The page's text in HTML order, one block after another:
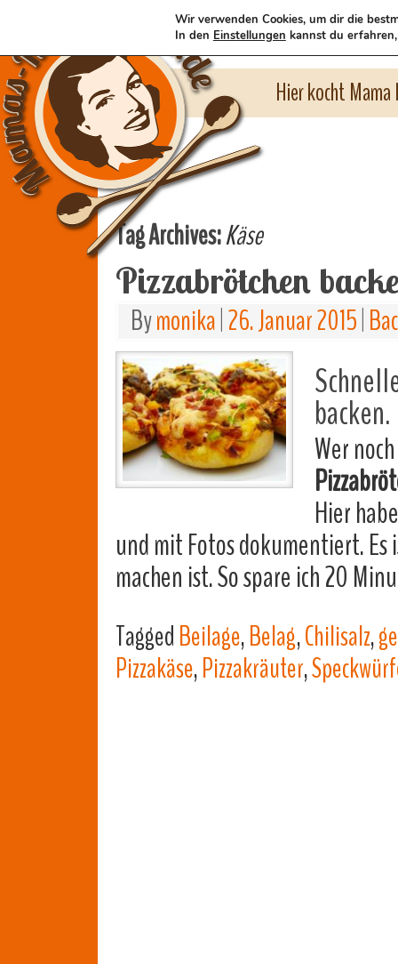
Hier kocht
Tag Archives:Käse
Pizzabrötchen
Bymonika 26. Januar 2015
backen.
Wer
Hier
und mit Fotos dokumentiert.
machen ist. So spare ich 20
TaggedBeilage,Belag,Chilisalz,
Pizzakäse,Pizzakräuter,
Wir verwenden Cookies, um dir die
In den Einstellungen kannst du